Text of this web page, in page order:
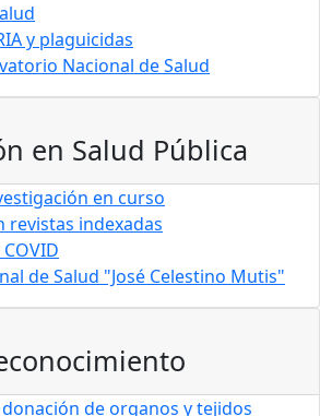
y plaguicidas
Nacional de Salud
en Salud Pública
en curso
revistas indexadas
de Salud "José Celestino Mutis"
de organos y tejidos